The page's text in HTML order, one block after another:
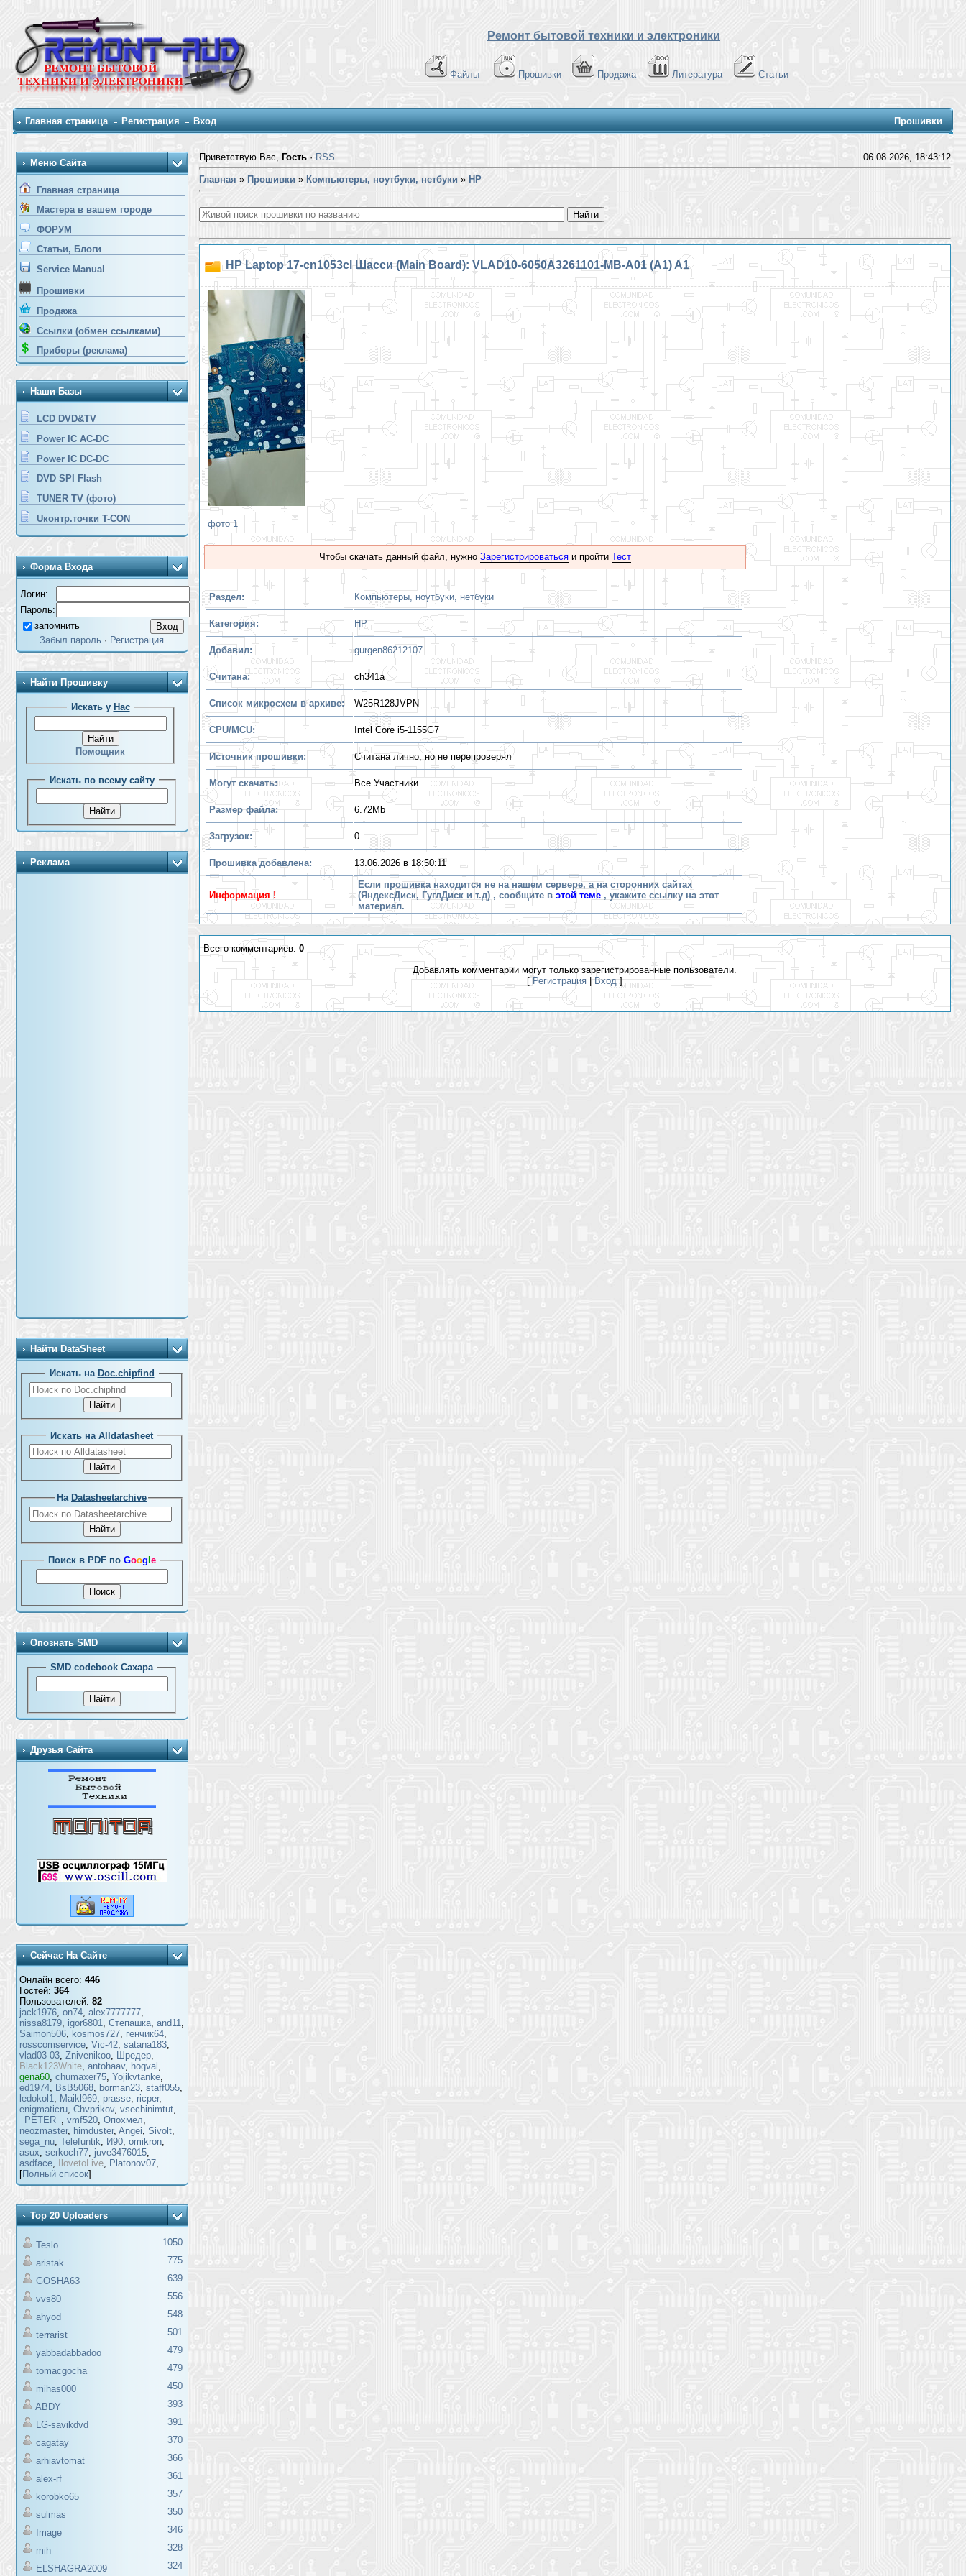
Ремонт бытовой техники и электроники
Файлы Прошивки Продажа Литература Статьи
Главная страница Регистрация Вход Прошивки
Меню Сайта
Главная страница
Мастера в вашем городе
ФОРУМ
Статьи, Блоги
Service Manual
Прошивки
Продажа
Ссылки (обмен ссылками)
Приборы (реклама)
Наши Базы
LCD DVD&TV
Power IC AC-DC
Power IC DC-DC
DVD SPI Flash
TUNER TV (фото)
Uконтр.точки T-CON
Форма Входа
Логин:
Пароль:
запомнить
Забыл пароль · Регистрация
Найти Прошивку
Искать у Нас
Помощник
Искать по всему сайту
Реклама
Найти DataSheet
Искать на Doc.chipfind
Искать на Alldatasheet
На Datasheetarchive
Поиск в PDF по Goog e
Опознать SMD
SMD codebook Сахара
Друзья Сайта
Сейчас На Сайте
Онлайн всего: 446
Гостей: 364
Пользователей: 82
jack1976, on74, alex7777777,
nissa8179, igor6801, Степашка, and11,
Saimon506, kosmos727, генчик64,
rosscomservice, Vic-42, satana183,
vlad03-03, Znivenikoo, Шредер,
Black123White, antohaav, hogval ,
gena60, chumaxer75, Yojikvtanke,
ed1974, BsB5068, borman23, staff055,
ledokol1, Maikl969, prasse, ricper,
enigmaticru, Chvprikov, vsechinimtut,
_PETER_ , vmf520, Опохмел,
neozmaster, himduster, Angei, Sivolt,
sega_nu, Telefuntik, И90, omikron,
asux, serkoch77, juve3476015,
asdface, IlovetoLive, Platonov07,
[Полный список]
Top 20 Uploaders
Teslo
1050
aristak
775
GOSHA63
639
vvs80
556
ahyod
548
terrarist
501
yabbadabbadoo
479
tomacgocha
479
mihas000
450
ABDY
393
LG-savikdvd
391
cagatay
370
arhiavtomat
366
alex-rf
361
korobko65
357
sulmas
350
Image
346
mih
328
ELSHAGRA2009
324
Приветствую Вас, Гость· RSS 06.08.2026, 18:43:12
Главная » Прошивки» Компьютеры, ноутбуки, нетбуки » HP
HP Laptop 17-cn1053cl Шасси (Main Board): VLAD10-6050A3261101-MB-A01 (A1) A1
фото 1
Чтобы скачать данный файл, нужно Зарегистрироватьсяи пройти Тест
Раздел: Компьютеры, ноутбуки, нетбуки
Категория: HP
Добавил: gurgen86212107
Считана: ch341a
Список микросхем в архиве: W25R128JVPN
CPU/MCU: Intel Core i5-1155G7
Источник прошивки: Считана лично, но не перепроверял
Могут скачать: Все Участники
Размер файла: 6.72Mb
Загрузок: 0
Прошивка добавлена: 13.06.2026 в 18:50:11
Информация !
Если прошивка находится не на нашем сервере, а на сторонних сайтах
(ЯндексДиск, ГуглДиск и т.д) , сообщите в этой теме, укажите ссылку на этот
материал.
Всего комментариев: 0
Добавлять комментарии могут только зарегистрированные пользователи.
[Регистрация |Вход]